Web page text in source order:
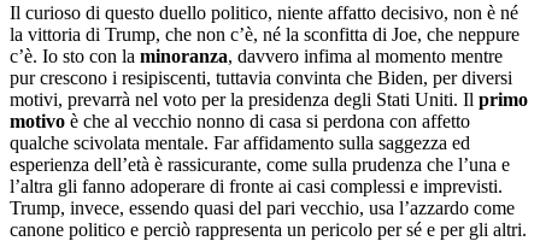
Il curioso di questo duello politico, niente affatto decisivo, non è né
la vittoria di Trump, che non c’è, né la sconfitta di Joe, che neppure
c’è. Io sto con la minoranza, davvero infima al momento mentre
pur crescono i resipiscenti, tuttavia convinta che Biden, per diversi
motivi, prevarrà nel voto per la presidenza degli Stati Uniti. Il primo
motivo è che al vecchio nonno di casa si perdona con affetto
qualche scivolata mentale. Far affidamento sulla saggezza ed
esperienza dell’età è rassicurante, come sulla prudenza che l’una e
l’altra gli fanno adoperare di fronte ai casi complessi e imprevisti.
Trump, invece, essendo quasi del pari vecchio, usa l’azzardo come
canone politico e perciò rappresenta un pericolo per sé e per gli altri.